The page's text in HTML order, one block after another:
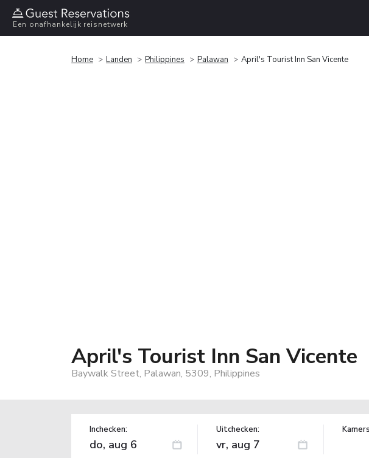
Een onafhankelijk reisnetwerk
Home Landen Philippines Palawan April's Tourist Inn San Vicente
April's Tourist Inn San Vicente
Baywalk Street, Palawan, 5309, Philippines
Inchecken: Uitchecken: